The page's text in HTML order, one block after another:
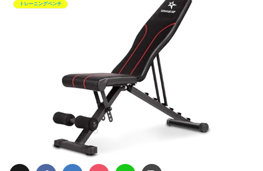
トレーニングベンチ